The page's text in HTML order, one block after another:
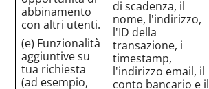
abbinamento
con altri utenti.
(e) Funzionalità
aggiuntive su
tua richiesta
(ad esempio,
di scadenza, il
nome, l'indirizzo,
l'ID della
transazione, i
timestamp,
l'indirizzo email, il
conto bancario e il